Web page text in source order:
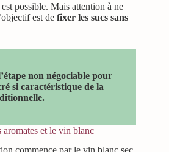
possible. Mais attention à ne
est de fixer les sucs sans
non négociable pour
si caractéristique de la
et le vin blanc